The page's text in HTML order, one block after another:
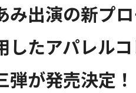
み出演の新プ
したアパレル
弾が発売決定！